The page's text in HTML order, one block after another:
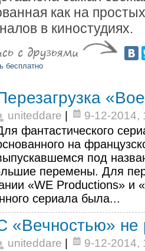
как на
в киностудиях.
бесплатно
uniteddare 9-12-2014,
фантастического
на
под
перемены. Для
«WE Productions» и
сериала была...
«Вечностью» не
uniteddare 9-12-2014,